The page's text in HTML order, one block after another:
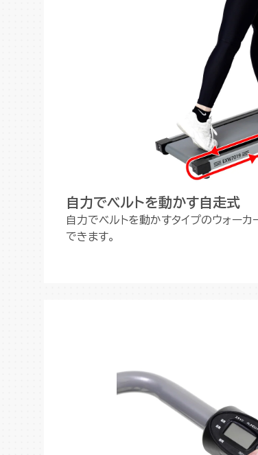
自力でベルトを動かす自走式
自力でベルトを動かすタイプのウォー
できます。